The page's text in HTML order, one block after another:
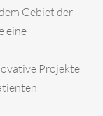
Gebiet der
eine
Projekte